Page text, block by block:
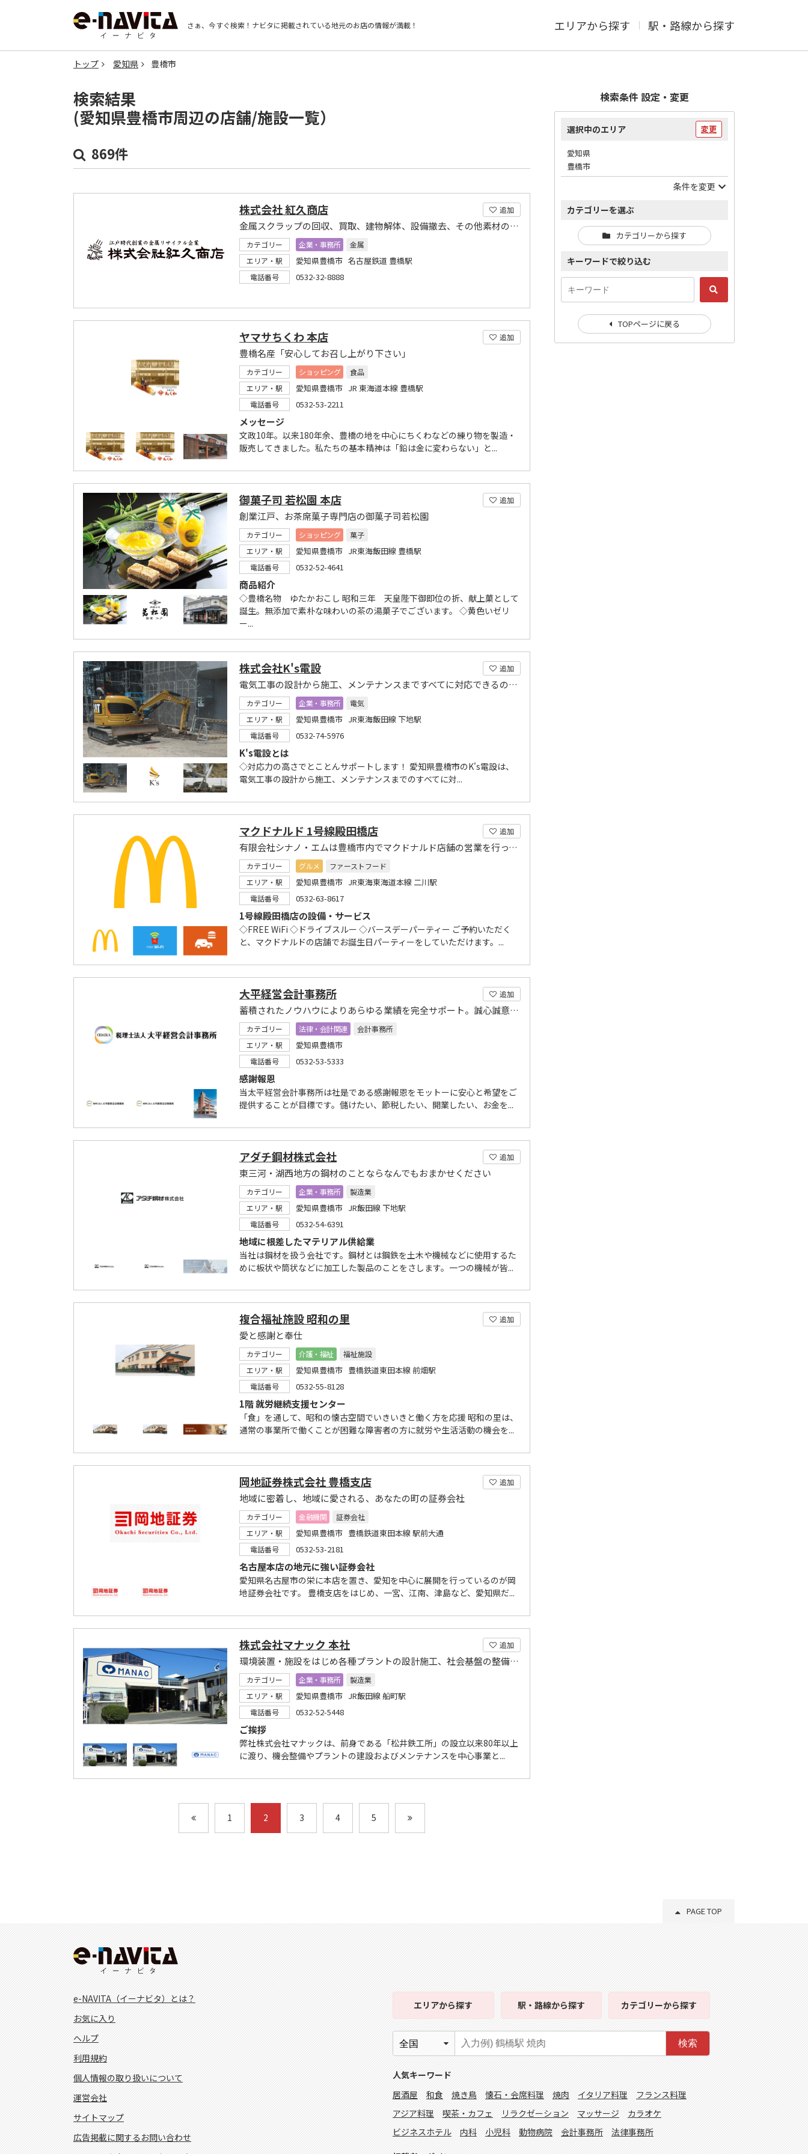
さぁ、今すぐ検索！ ナビタに掲載されている地元のお店の情報が満載！ エリアから探す 駅・路線から探す
トップ 愛知県 豊橋市
検索結果
(愛知県豊橋市周辺の店舗/施設一覧）
869件
追加
株式会社 紅久商店
金属スクラップの回収、買取、建物解体、設備撤去、その他素材のリサイクルは紅久商店へ
カテゴリー 企業・事務所
金属
エリア・駅
愛知県豊橋市 名古屋鉄道 豊橋駅
電話番号 0532-32-8888
追加
ヤマサちくわ 本店
豊橋名産「安心してお召し上がり下さい」
カテゴリー ショッピング
食品
エリア・駅
愛知県豊橋市 JR 東海道本線 豊橋駅
電話番号 0532-53-2211
メッセージ
文政10年。以来180年余、豊橋の地を中心にちくわなどの練り物を製造・
販売してきました。私たちの基本精神は「鉛は金に変わらない」と...
追加
御菓子司 若松園 本店
創業江戸、お茶席菓子専門店の御菓子司若松園
カテゴリー ショッピング
菓子
エリア・駅
愛知県豊橋市 JR東海飯田線 豊橋駅
電話番号 0532-52-4641
商品紹介
◇豊橋名物 ゆたかおこし 昭和三年 天皇陛下御即位の折、献上菓として
誕生。無添加で素朴な味わいの茶の湯菓子でございます。 ◇黄色いゼリ
ー...
追加
株式会社K's電設
電気工事の設計から施工、メンテナンスまですべてに対応できるのが強みです
カテゴリー 企業・事務所
電気
エリア・駅
愛知県豊橋市 JR東海飯田線 下地駅
電話番号 0532-74-5976
K's電設とは
◇対応力の高さでとことんサポートします！ 愛知県豊橋市のK's電設は、
電気工事の設計から施工、メンテナンスまでのすべてに対...
追加
マクドナルド 1号線殿田橋店
有限会社シナノ・エムは豊橋市内でマクドナルド店舗の営業を行っています
カテゴリー グルメ
ファーストフード
エリア・駅
愛知県豊橋市 JR東海東海道本線 二川駅
電話番号 0532-63-8617
1号線殿田橋店の設備・サービス
◇FREE WiFi ◇ドライブスルー ◇バースデーパーティー ご予約いただく
と、マクドナルドの店舗でお誕生日パーティーをしていただけます。...
追加
大平経営会計事務所
蓄積されたノウハウによりあらゆる業績を完全サポート。誠心誠意で期待にお応えいたします。
カテゴリー 法律・会計関連
会計事務所
エリア・駅
愛知県豊橋市
電話番号 0532-53-5333
感謝報恩
当太平経営会計事務所は社是である感謝報恩をモットーに安心と希望をご
提供することが目標です。儲けたい、節税したい、開業したい、お金を...
追加
アダチ鋼材株式会社
東三河・湖西地方の鋼材のことならなんでもおまかせください
カテゴリー 企業・事務所
製造業
エリア・駅
愛知県豊橋市 JR飯田線 下地駅
電話番号 0532-54-6391
地域に根差したマテリアル供給業
当社は鋼材を扱う会社です。鋼材とは鋼鉄を土木や機械などに使用するた
めに板状や筒状などに加工した製品のことをさします。一つの機械が皆...
追加
複合福祉施設 昭和の里
愛と感謝と奉仕
カテゴリー 介護・福祉
福祉施設
エリア・駅
愛知県豊橋市 豊橋鉄道東田本線 前畑駅
電話番号 0532-55-8128
1階 就労継続支援センター
「食」を通して、昭和の懐古空間でいきいきと働く方を応援 昭和の里は、
通常の事業所で働くことが困難な障害者の方に就労や生活活動の機会を...
追加
岡地証券株式会社 豊橋支店
地域に密着し、地域に愛される、あなたの町の証券会社
カテゴリー 金融機関
証券会社
エリア・駅
愛知県豊橋市 豊橋鉄道東田本線 駅前大通
電話番号 0532-53-2181
名古屋本店の地元に強い証券会社
愛知県名古屋市の栄に本店を置き、愛知を中心に展開を行っているのが岡
地証券会社です。 豊橋支店をはじめ、一宮、江南、津島など、愛知県だ...
追加
株式会社マナック 本社
環境装置・施設をはじめ各種プラントの設計施工、社会基盤の整備に貢献しています。
カテゴリー 企業・事務所
製造業
エリア・駅
愛知県豊橋市 JR飯田線 船町駅
電話番号 0532-52-5448
ご挨拶
弊社株式会社マナックは、前身である「松井鉄工所」の設立以来80年以上
に渡り、機会整備やプラントの建設およびメンテナンスを中心事業と...
1 2 3 4 5
検索条件 設定・変更
選択中のエリア 変更
愛知県
豊橋市
条件を変更
カテゴリーを選ぶ
カテゴリーから探す
キーワードで絞り込む
TOPページに戻る
PAGE TOP
e-NAVITA（イーナビタ）とは？
お気に入り
ヘルプ
利用規約
個人情報の取り扱いについて
運営会社
サイトマップ
広告掲載に関するお問い合わせ
エリアから探す 駅・路線から探す カテゴリーから探す
検索
人気キーワード
居酒屋
和食 焼き鳥 懐石・会席料理 焼肉 イタリア料理
フランス料理
アジア料理
喫茶・カフェ リラクゼーション マッサージ
カラオケ
ビジネスホテル
内科 小児科 動物病院 会計事務所 法律事務所